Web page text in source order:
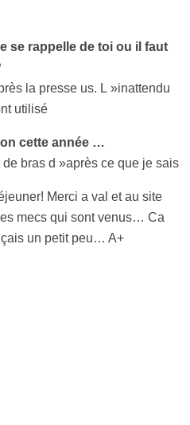
se rappelle de toi ou il faut
la presse us. L »inattendu
utilisé
cette année …
bras d »après ce que je sais
Merci a val et au site
mecs qui sont venus… Ca
un petit peu… A+